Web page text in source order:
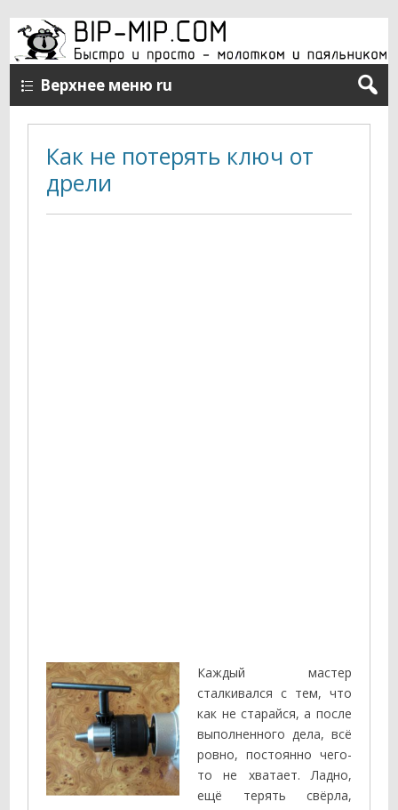
Верхнее меню ru
Как не потерять ключ от
дрели
Каждый мастер
сталкивался с тем, что
как не старайся, а после
выполненного дела, всё
ровно, постоянно чего-
то не хватает. Ладно,
ещё терять свёрла,